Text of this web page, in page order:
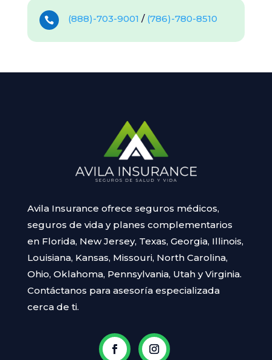
 (888)-703-9001 / (786)-780-8510
Avila Insurance ofrece seguros médicos,
seguros de vida y planes complementarios
en Florida, New Jersey, Texas, Georgia, Illinois,
Louisiana, Kansas, Missouri, North Carolina,
Ohio, Oklahoma, Pennsylvania, Utah y Virginia.
Contáctanos para asesoría especializada
cerca de ti.